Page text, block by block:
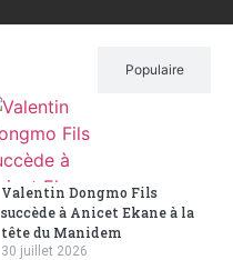
Populaire
Valentin Dongmo Fils
succède à Anicet Ekane à la
tête du Manidem
30 juillet 2026